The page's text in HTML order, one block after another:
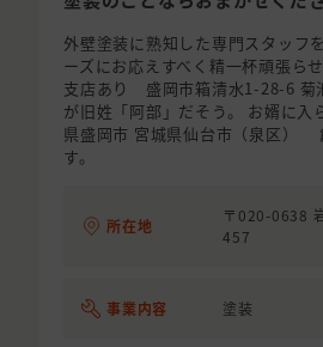
外壁塗装に熟知した専門スタッフ
ーズにお応えすべく精一杯頑張ら
支店あり 盛岡市箱清水1-28-6 菊
が旧姓「阿部」だそう。 お婿に入
県盛岡市 宮城県仙台市（泉区）
す。
所在地
〒020-0638
457
事業内容 塗装